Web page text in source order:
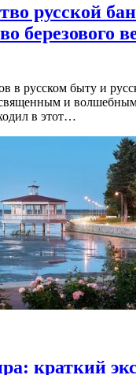
русской
березового
в русском быту и
священным и
в этот…
краткий